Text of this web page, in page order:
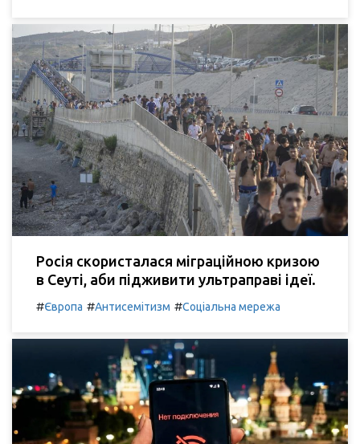
Росія скористалася міграційною кризою
в Сеуті, аби підживити ультраправі ідеї.
#Європа #Антисемітизм #Соціальна мережа